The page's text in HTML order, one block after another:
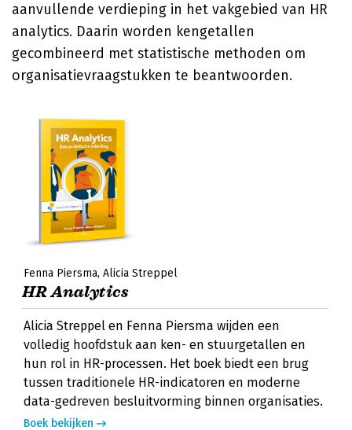
aanvullende verdieping in het vakgebied van HR
analytics. Daarin worden kengetallen
gecombineerd met statistische methoden om
organisatievraagstukken te beantwoorden.
Fenna Piersma Alicia Streppel
HR Analytics
Alicia Streppel en Fenna Piersma wijden een
volledig hoofdstuk aan ken- en stuurgetallen en
hun rol in HR-processen. Het boek biedt een brug
tussen traditionele HR-indicatoren en moderne
data-gedreven besluitvorming binnen organisaties.
Boek bekijken